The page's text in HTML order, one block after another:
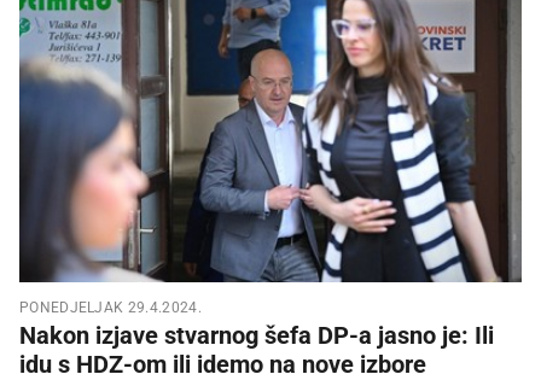
PONEDJELJAK 29.4.2024.
Nakon izjave stvarnog šefa DP-a jasno je: Ili
idu s HDZ-om ili idemo na nove izbore